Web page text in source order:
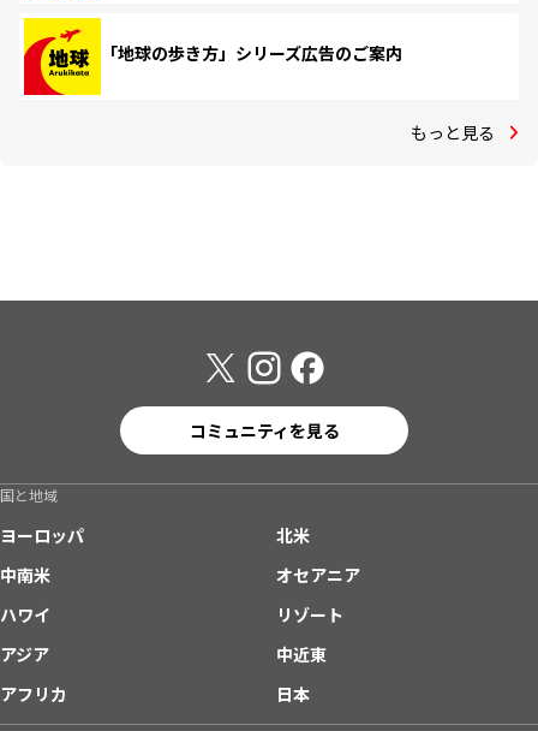
「地球の歩き方」シリーズ広告のご案内
もっと見る
コミュニティを見る
国と地域
ヨーロッパ
北米
中南米
オセアニア
ハワイ
リゾート
アジア
中近東
アフリカ
日本